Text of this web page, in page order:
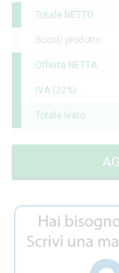
Totale NETTO
Sconti prodotto
Offerta NETTA
IVA (22%)
Totale Ivato